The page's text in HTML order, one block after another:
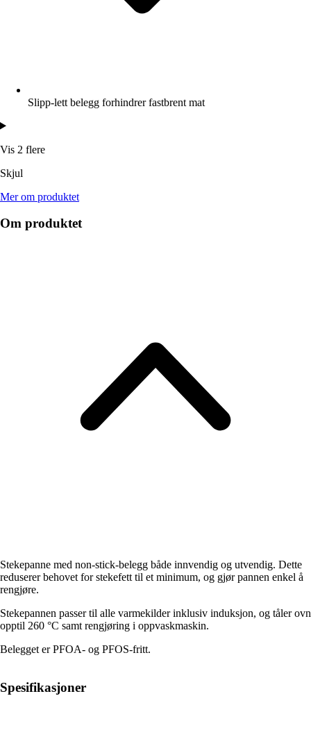
Slipp-lett belegg forhindrer fastbrent mat
Vis 2 flere
Skjul
Mer om produktet
Om produktet
Stekepanne med non-stick-belegg både innvendig og utvendig. Dette
reduserer behovet for stekefett til et minimum, og gjør pannen enkel å
rengjøre.
Stekepannen passer til alle varmekilder inklusiv induksjon, og tåler ovn
opptil 260 °C samt rengjøring i oppvaskmaskin.
Belegget er PFOA- og PFOS-fritt.
Spesifikasjoner